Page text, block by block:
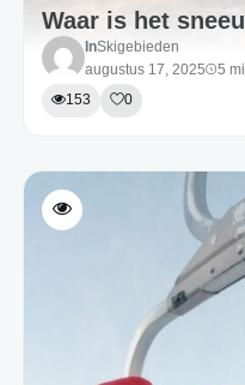
Waar is het
InSkigebieden
augustus 17, 2025
5
153
0